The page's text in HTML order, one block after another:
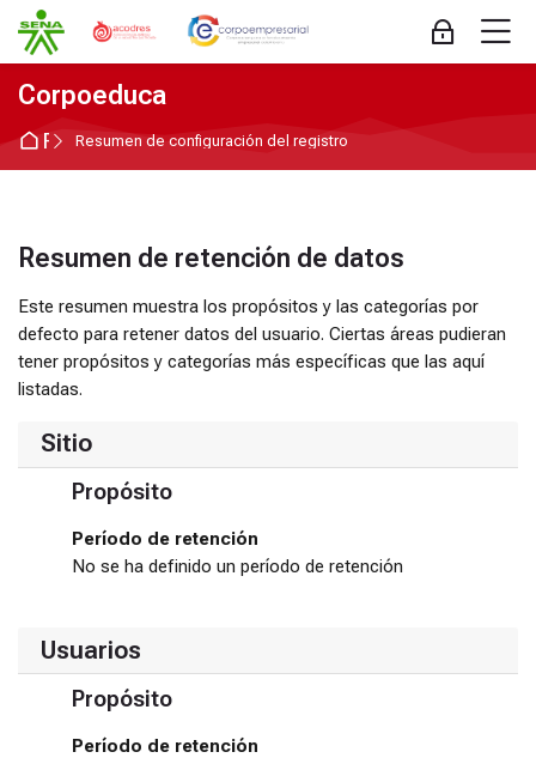
Skip to navigation
Skip to login form
Saltar al contenido principal
Skip to accessibility options
Skip to footer
Skip accessibility options
Acceder
Corpoeduca
Página Principal
Resumen de configuración del registro
Resumen de retención de datos
Este resumen muestra los propósitos y las categorías por
defecto para retener datos del usuario. Ciertas áreas pudieran
tener propósitos y categorías más específicas que las aquí
listadas.
Sitio
Propósito
Período de retención
No se ha definido un período de retención
Usuarios
Propósito
Período de retención